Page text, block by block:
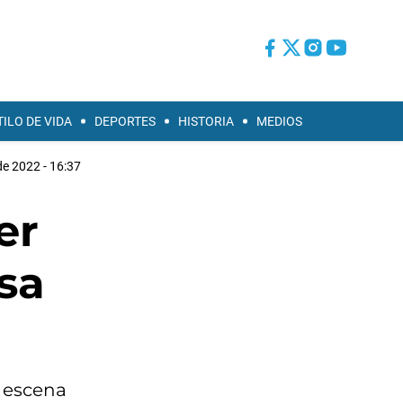
DE VIDA DEPORTES HISTORIA MEDIOS
2022 - 16:37